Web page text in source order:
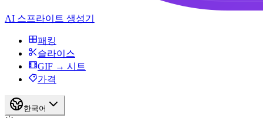
AI 스프라이트 생성기
패킹
슬라이스
GIF → 시트
가격
한국어